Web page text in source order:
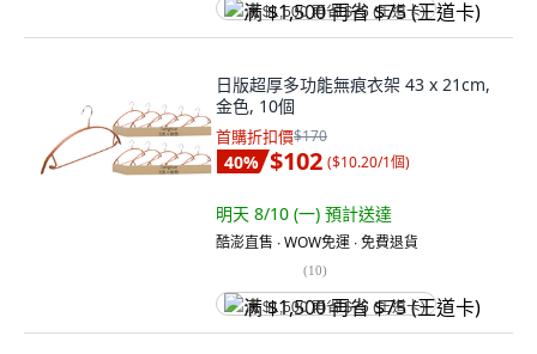
满 $1,500 再省 $75 (王道卡)
日版超厚多功能無痕衣架 43 x 21cm,
金色, 10個
首購折扣價$170
40% $102 ($10.20/1個)
明天 8/10 (一) 預計送達
酷澎直售 ∙ WOW免運 ∙ 免費退貨
(10)
满 $1,500 再省 $75 (王道卡)